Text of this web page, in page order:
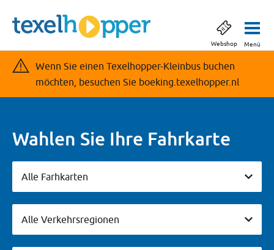
Webshop Menü
Wenn Sie einen Texelhopper-Kleinbus buchen
möchten, besuchen Sie boeking.texelhopper.nl
Wahlen Sie Ihre Fahrkarte
Alle Farhkarten
Alle Verkehrsregionen